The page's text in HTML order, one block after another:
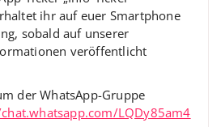
ihr auf euer Smartphone
sobald auf unserer
veröffentlicht
der WhatsApp-Gruppe
LQDy85am4